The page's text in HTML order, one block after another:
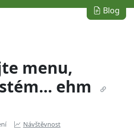
Blog
menu,
ehm
Návštěvnost